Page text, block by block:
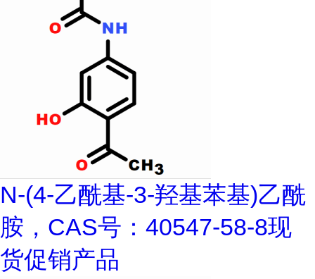
N-(4-乙酰基-3-羟基苯基)乙酰
胺，CAS号：40547-58-8现
货促销产品